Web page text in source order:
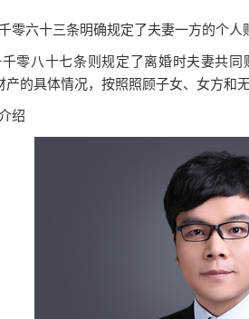
零六十三条明确规定了夫妻一方的个
千零八十七条则规定了离婚时夫妻共
产的具体情况，按照照顾子女、女方和
绍